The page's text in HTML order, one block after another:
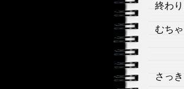
終わ
むち
さっ